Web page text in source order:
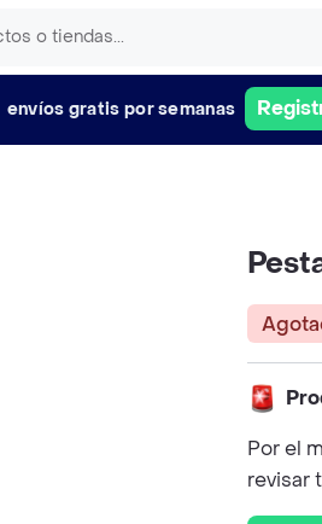
envíos gratis por semanas
Por el
revisar